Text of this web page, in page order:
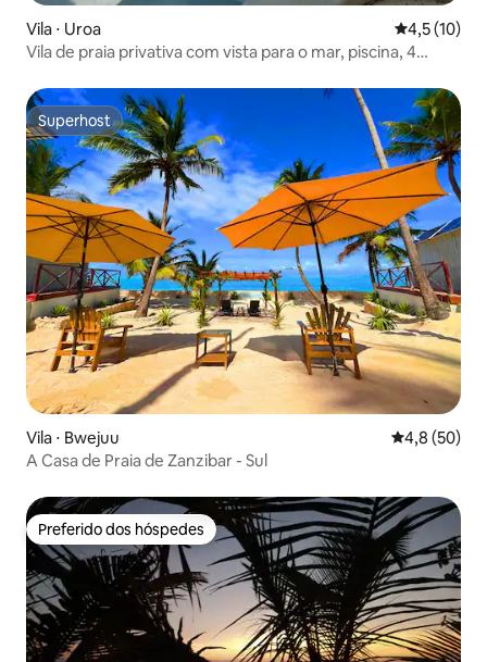
Vila ⋅ Uroa 4,5 de uma
4,5 (10)
Vila de praia privativa com vista para o mar, piscina, 4
Superhost
Superhost
Vila ⋅ Bwejuu 4,8 de uma
4,8 (50)
A Casa de Praia de Zanzibar - Sul
Preferido dos hóspedes
Preferido dos hóspedes